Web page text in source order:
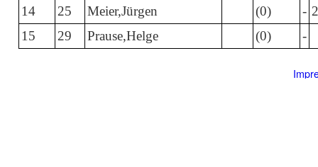
14
25 Meier,Jürgen (0) -
15
29 Prause,Helge (0) -